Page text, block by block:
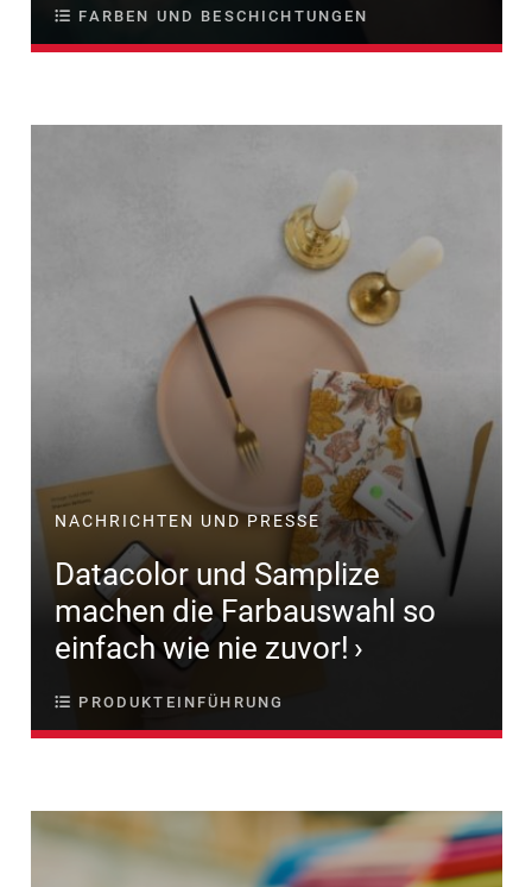
FARBEN UND BESCHICHTUNGEN
NACHRICHTEN UND PRESSE
Datacolor und Samplize
machen die Farbauswahl so
einfach wie nie zuvor!
PRODUKTEINFÜHRUNG